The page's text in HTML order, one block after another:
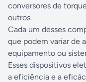
conversores de
outros.
Cada um desses
que podem variar de
equipamento ou
Esses dispositivos
a eficiência e a